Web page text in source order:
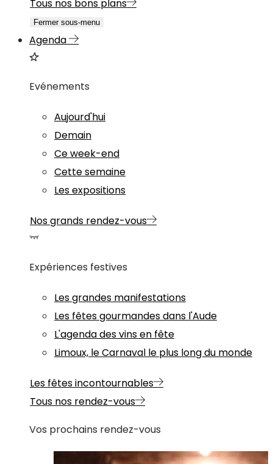
Tous nos bons plans
Fermer sous-menu
Agenda
Evénements
Aujourd'hui
Demain
Ce week-end
Cette semaine
Les expositions
Nos grands rendez-vous
Expériences festives
Les grandes manifestations
Les fêtes gourmandes dans l'Aude
L'agenda des vins en fête
Limoux, le Carnaval le plus long du monde
Les fêtes incontournables
Tous nos rendez-vous
Vos prochains rendez-vous